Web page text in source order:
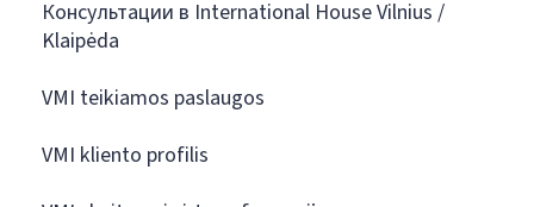
Консультации в International House Vilnius /
Klaipėda
VMI teikiamos paslaugos
VMI kliento profilis